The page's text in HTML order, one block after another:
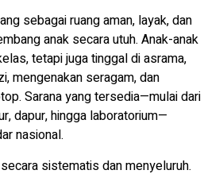
sebagai ruang aman, layak, dan
anak secara utuh. Anak-anak
tetapi juga tinggal di asrama,
mengenakan seragam, dan
Sarana yang tersedia—mulai dari
dapur, hingga laboratorium—
nasional.
sistematis dan menyeluruh.